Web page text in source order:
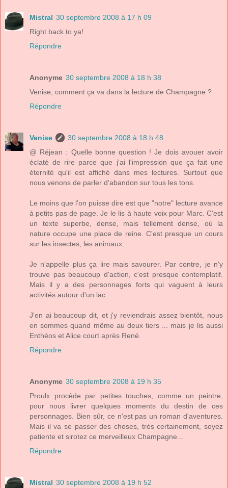
Mistral 30 septembre 2008 à 17 h 09
Right back to ya!
Répondre
Anonyme 30 septembre 2008 à 18 h 38
Venise, comment ça va dans la lecture de Champagne ?
Répondre
Venise
30 septembre 2008 à 18 h 48
@ Réjean : Quelle bonne question ! Je dois avouer avoir
éclaté de rire parce que j'ai l'impression que ça fait une
éternité qu'il est affiché dans mes lectures. Surtout que
nous venons de parler d'abandon sur tous les tons.
Le moins que l'on puisse dire est que "notre" lecture avance
à petits pas de page. Je le lis à haute voix pour Marc. C'est
un texte superbe, dense, mais tellement dense, où la
nature occupe une place de reine. C'est presque un cours
sur les insectes, les animaux.
Je n'appelle plus ça lire mais savourer. Par contre, je n'y
trouve pas beaucoup d'action, c'est presque contemplatif.
Mais il y a des personnages forts qui vaguent à leurs
activités autour d'un lac.
J'en ai beaucoup dit, et j'y reviendrais assez bientôt, nous
en sommes quand même au deux tiers ... mais je lis aussi
Enthéos et Alice court après René.
Répondre
Anonyme 30 septembre 2008 à 19 h 35
Proulx procède par petites touches, comme un peintre,
pour nous livrer quelques moments du destin de ces
personnages. Bien sûr, ce n'est pas un roman d'aventures.
Mais il va se passer des choses, très certainement, soyez
patiente et sirotez ce merveilleux Champagne...
Répondre
Mistral 30 septembre 2008 à 19 h 52